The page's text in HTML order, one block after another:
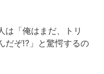
は「俺はまだ、トリ
だぞ!?」と驚愕するの